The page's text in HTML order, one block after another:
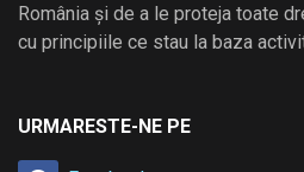
România și de a le proteja toate
cu principiile ce stau la baza
URMARESTE-NE PE